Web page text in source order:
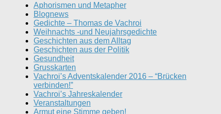
Aphorismen und Metapher
Blognews
Gedichte – Thomas de Vachroi
Weihnachts -und Neujahrsgedichte
Geschichten aus dem Alltag
Geschichten aus der Politik
Gesundheit
Grusskarten
Vachroi’s Adventskalender 2016 – “Brücken
verbinden!”
Vachroi’s Jahreskalender
Veranstaltungen
Armut eine Stimme geben!